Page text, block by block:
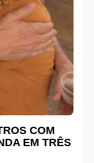
COM
EM TRÊS